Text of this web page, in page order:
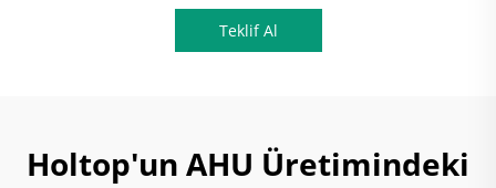
Teklif Al
Holtop'un AHU Üretimindeki